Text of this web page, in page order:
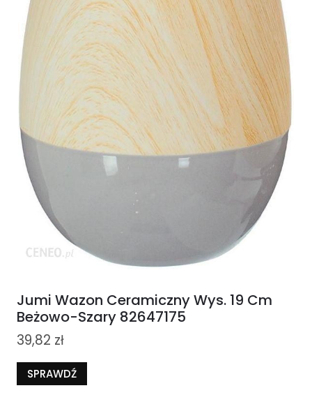
Jumi Wazon Ceramiczny Wys. 19 Cm
Beżowo-Szary 82647175
39,82 zł
SPRAWDŹ